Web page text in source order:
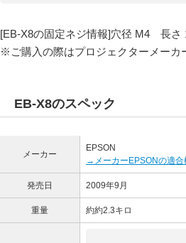
[EB-X8の固定ネジ情報]穴径 M4 長さ
※ご購入の際はプロジェクターメーカ
EB-X8のスペック
メーカー
EPSON
→メーカーEPSONの適合
発売日 2009年9月
重量 約約2.3キロ